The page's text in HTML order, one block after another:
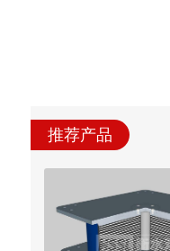
推荐产品